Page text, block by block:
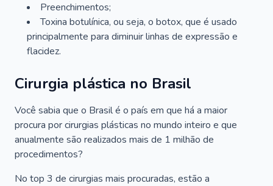
Preenchimentos;
Toxina botulínica, ou seja, o botox, que é usado
principalmente para diminuir linhas de expressão e
flacidez.
Cirurgia plástica no Brasil
Você sabia que o Brasil é o país em que há a maior
procura por cirurgias plásticas no mundo inteiro e que
anualmente são realizados mais de 1 milhão de
procedimentos?
No top 3 de cirurgias mais procuradas, estão a